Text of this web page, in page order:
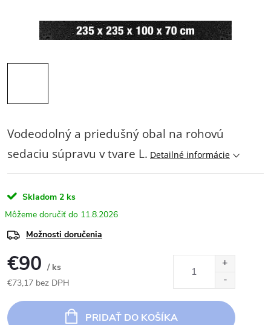
Vodeodolný a priedušný obal na rohovú
sedaciu súpravu v tvare L. Detailné informácie
Skladom 2 ks
11.8.2026
Možnosti doručenia
€90 / ks
€73,17 bez DPH
cena:
PRIDAŤ DO KOŠÍKA